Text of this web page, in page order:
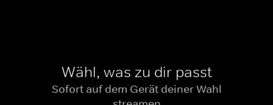
Wähl, was zu dir passt
Sofort auf dem Gerät deiner Wahl